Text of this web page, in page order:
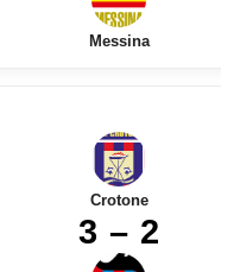
Messina
Crotone
3 – 2